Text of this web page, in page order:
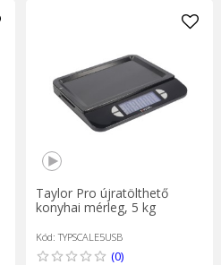
Taylor Pro újratölthető
konyhai mérleg, 5 kg
Kód: TYPSCALE5USB
(0)